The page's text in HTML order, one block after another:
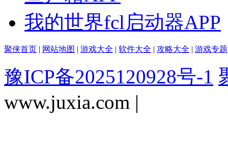
我的世界fcl启动器APP
聚侠首页 | 网站地图 | 游戏大全 | 软件大全 | 攻略大全 | 游戏专题
豫ICP备2025120928号-1
www.juxia.com |